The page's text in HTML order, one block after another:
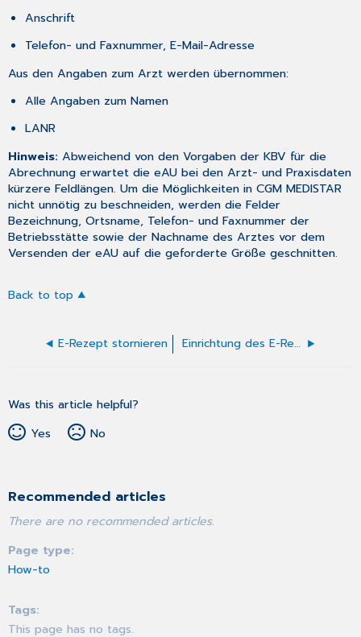
Anschrift
Telefon- und Faxnummer, E-Mail-Adresse
Aus den Angaben zum Arzt werden übernommen:
Alle Angaben zum Namen
LANR
Hinweis:Abweichend von den Vorgaben der KBV für die
Abrechnung erwartet die eAU bei den Arzt- und Praxisdaten
kürzere Feldlängen. Um die Möglichkeiten in CGM MEDISTAR
nicht unnötig zu beschneiden, werden die Felder
Bezeichnung, Ortsname, Telefon- und Faxnummer der
Betriebsstätte sowie der Nachname des Arztes vor dem
Versenden der eAU auf die geforderte Größe geschnitten.
Back to top
E-Rezept stornieren Einrichtung des E-Rezepts
Was this article helpful?
Yes
No
Recommended articles
There are no recommended articles.
Page type
How-to
Tags
This page has no tags.